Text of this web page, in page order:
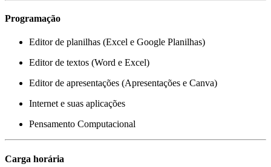
Programação
Editor de planilhas (Excel e Google Planilhas)
Editor de textos (Word e Excel)
Editor de apresentações (Apresentações e Canva)
Internet e suas aplicações
Pensamento Computacional
Carga horária